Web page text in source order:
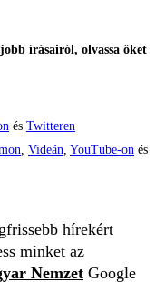
írásairól, olvassa őket
és Twitteren
, Videán, YouTube-on és
hírekért
minket az
Nemzet Google